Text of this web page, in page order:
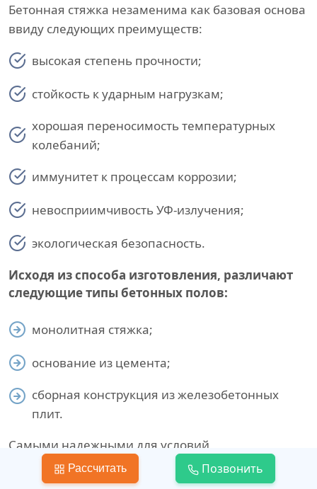
Бетонная стяжка незаменима как базовая основа
ввиду следующих преимуществ:
высокая степень прочности;
стойкость к ударным нагрузкам;
хорошая переносимость температурных
колебаний;
иммунитет к процессам коррозии;
невосприимчивость УФ-излучения;
экологическая безопасность.
Исходя из способа изготовления, различают
следующие типы бетонных полов:
монолитная стяжка;
основание из цемента;
сборная конструкция из железобетонных
плит.
Самыми надежными для условий
промышленности считаются полы из бетонных
плит. Однако из-за удобства монтажа,
Рассчитать Позвонить